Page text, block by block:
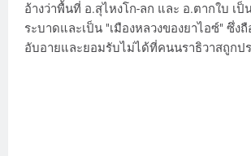
อ้างว่าพื้นที่ อ.สุไหงโก-ลก และ อ.ตากใบ เ
ระบาดและเป็น "เมืองหลวงของยาไอซ์" ซึ่งถื
อับอายและยอมรับไม่ได้ที่คนนราธิวาสถูกป